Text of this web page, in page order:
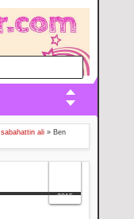
sabahattin ali » Ben
2015